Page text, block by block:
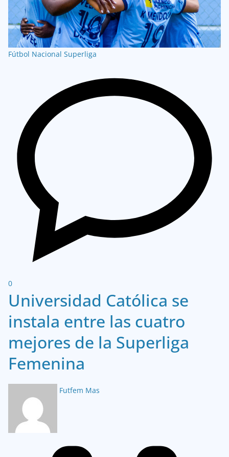
Fútbol Nacional Superliga
0
Universidad Católica se
instala entre las cuatro
mejores de la Superliga
Femenina
Futfem Mas